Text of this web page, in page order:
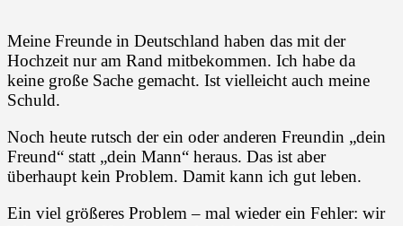
Meine Freunde in Deutschland haben das mit der
Hochzeit nur am Rand mitbekommen. Ich habe da
keine große Sache gemacht. Ist vielleicht auch meine
Schuld.
Noch heute rutsch der ein oder anderen Freundin „dein
Freund“ statt „dein Mann“ heraus. Das ist aber
überhaupt kein Problem. Damit kann ich gut leben.
Ein viel größeres Problem – mal wieder ein Fehler: wir